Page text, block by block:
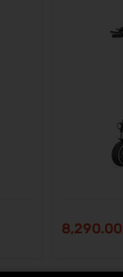
8,290.00